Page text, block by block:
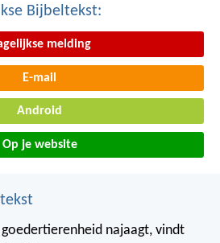
Bijbeltekst:
melding
E-mail
Android
Op je website
najaagt, vindt